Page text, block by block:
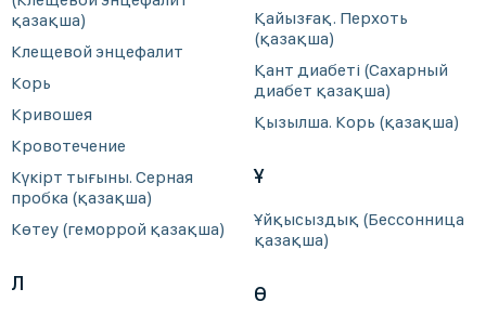
қазақша)
Клещевой энцефалит
Корь
Кривошея
Кровотечение
Күкірт тығыны. Серная
пробка (қазақша)
Көтеу (геморрой қазақша)
Л
Қайызғақ. Перхоть
(қазақша)
Қант диабеті (Сахарный
диабет қазақша)
Қызылша. Корь (қазақша)
Ұ
Ұйқысыздық (Бессонница
қазақша)
Ө